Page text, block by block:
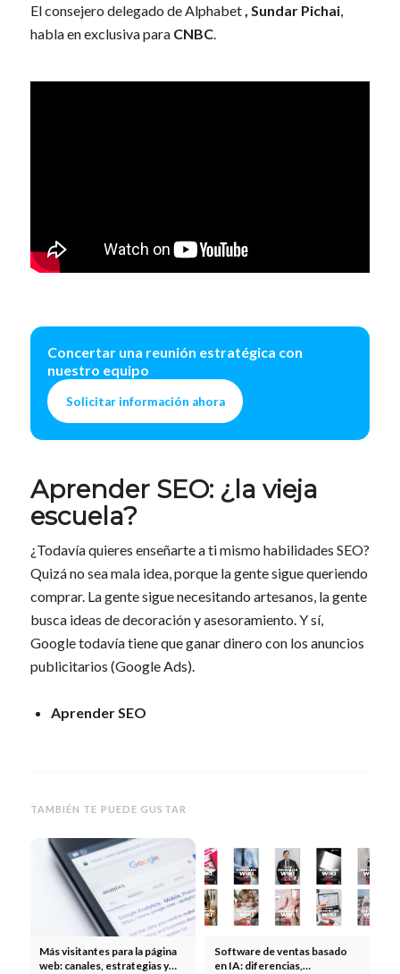
El consejero delegado de Alphabet, Sundar Pichai,
habla en exclusiva para CNBC.
Concertar una reunión estratégica con
nuestro equipo
Solicitar información ahora
Aprender SEO: ¿la vieja
escuela?
¿Todavía quieres enseñarte a ti mismo habilidades SEO?
Quizá no sea mala idea, porque la gente sigue queriendo
comprar. La gente sigue necesitando artesanos, la gente
busca ideas de decoración y asesoramiento. Y sí,
Google todavía tiene que ganar dinero con los anuncios
publicitarios (Google Ads).
Aprender SEO
TAMBIÉN TE PUEDE GUSTAR
Más visitantes para la página
web: canales, estrategias y
Software de ventas basado
en IA: diferencias,